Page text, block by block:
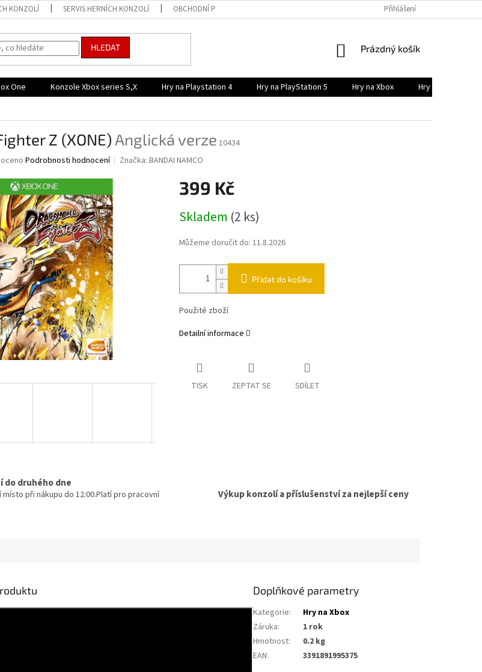
KONZOLÍ SERVIS HERNÍCH KONZOLÍ OBCHODNÍ PODMÍNKY PODMÍNKY OCHRANY OSOBNÍCH ÚDAJŮ
Přihlášení
HLEDAT
NÁKUPNÍ
Prázdný košík
One Konzole Xbox series S,X Hry na Playstation 4 Hry na PlayStation 5 Hry na Xbox
Hry na Xbox
Z (XONE)Anglická verze 10434
Podrobnosti hodnocení Značka:BANDAI NAMCO
399 Kč
cena:
Skladem (2 ks)
Můžeme doručit do: 11.8.2026
Přidat do košíku
Použité zboží
Detailní informace
TISK ZEPTAT SE SDÍLET
do druhého dne
místo při nákupu do 12:00.Platí pro pracovní
Výkup konzolí a příslušenství za nejlepší ceny
Doplňkové parametry
Kategorie:
Hry na Xbox
Záruka:
1 rok
Hmotnost:
0.2 kg
EAN: 3391891995375